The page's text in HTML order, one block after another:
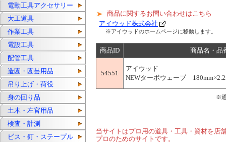
電動工具アクセサリー
大工道具
作業工具
電設工具
配管工具
造園・園芸用品
吊り上げ・荷役
身の回り品
土木・左官用品
検査・計測
ビス・釘・ステープル
商品に関するお問い合わせはこちら
アイウッド株式会社
※アイウッドのホームページに移動します。
商品ID 商品名・品
54551
アイウッド
NEWターボウェーブ
※
当サイトはプロ用の道具・工具・資材を店
プロのためのサイトです。